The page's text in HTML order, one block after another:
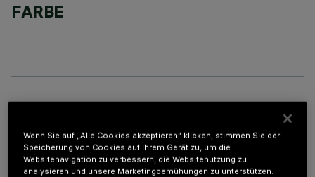
FARBE
Wenn Sie auf „Alle Cookies akzeptieren“ klicken, stimmen Sie der
Speicherung von Cookies auf Ihrem Gerät zu, um die
Websitenavigation zu verbessern, die Websitenutzung zu
analysieren und unsere Marketingbemühungen zu unterstützen.